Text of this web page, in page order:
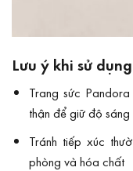
Lưu ý khi sử
Trang sức
thận để giữ độ
Tránh tiếp xúc
phòng và hóa chất